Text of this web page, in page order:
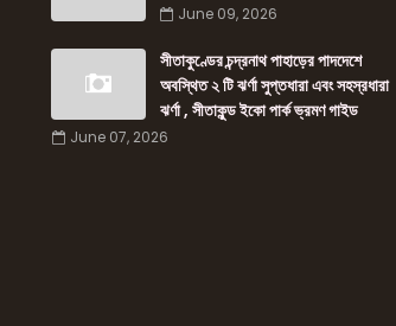
June 09, 2026
সীতাকুণ্ডের চন্দ্রনাথ পাহাড়ের পাদদেশে
অবস্থিত ২ টি ঝর্ণা সুপ্তধারা এবং সহস্রধারা
ঝর্ণা , সীতাকুন্ড ইকো পার্ক ভ্রমণ গাইড
June 07, 2026